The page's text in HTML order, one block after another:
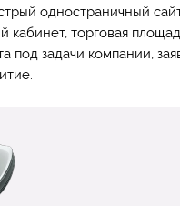
одностраничный
кабинет, торговая
под задачи компании,